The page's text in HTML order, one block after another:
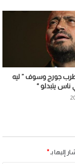
جورج وسوف ” ليه
ناس يتبدلو “
إليها بـ*